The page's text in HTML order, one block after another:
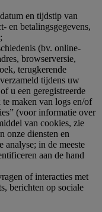
en tijdstip van
en betalingsgegevens,
(bv. online-
browserversie,
terugkerende
tijdens uw
u een geregistreerde
maken van logs en/of
(voor informatie over
van cookies, zie
onze diensten en
analyse; in de meeste
aan de hand
of interacties met
berichten op sociale